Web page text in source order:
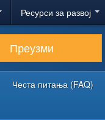
Ресурси за развој
Преузми
Честа питања (FAQ)